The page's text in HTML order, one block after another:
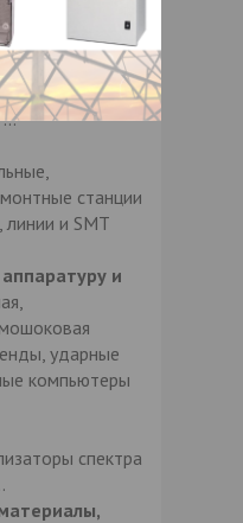
генераторы,
источники
качества
…
станции
линии и SMT
и
ударные
компьютеры
спектра